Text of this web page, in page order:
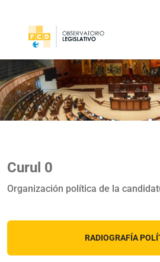
Curul 0
Organización política de la
RADIOGRAFÍA